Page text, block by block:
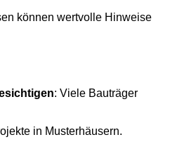
können wertvolle Hinweise
: Viele Bauträger
in Musterhäusern.